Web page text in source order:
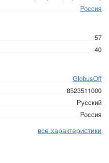
Россия
57
40
GlobusOff
8523511000
Русский
Россия
все характеристики